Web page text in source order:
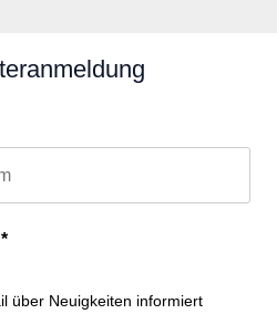
über Neuigkeiten informiert